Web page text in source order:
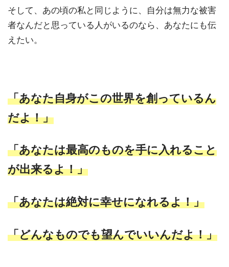
そして、あの頃の私と同じように、自分は無力な被害
者なんだと思っている人がいるのなら、あなたにも伝
えたい。
「あなた自身がこの世界を創っているん
だよ！」
「あなたは最高のものを手に入れること
が出来るよ！」
「あなたは絶対に幸せになれるよ！」
「どんなものでも望んでいいんだよ！」